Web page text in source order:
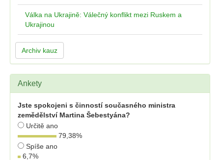
Válka na Ukrajině: Válečný konflikt mezi Ruskem a
Ukrajinou
Archiv kauz
Ankety
Jste spokojeni s činností současného ministra
zemědělství Martina Šebestyána?
Určitě ano
79,38%
Spíše ano
6,7%